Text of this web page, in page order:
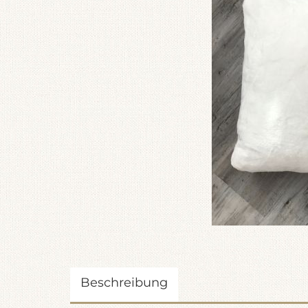
Beschreibung